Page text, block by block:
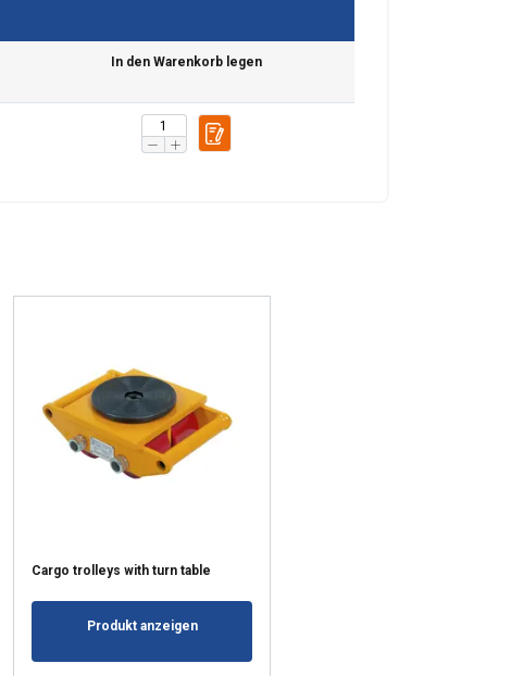
In den Warenkorb legen
Cargo trolleys with turn table
Produkt anzeigen
WSZYSTKIE